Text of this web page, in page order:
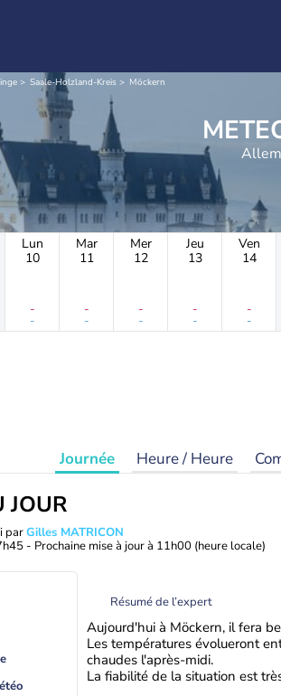
Saale-Holzland-Kreis Möckern
Lun
10
-
-
Mar
11
-
-
Mer
12
-
-
Jeu
13
-
-
Ven
14
-
-
Journée Heure / Heure
JOUR
parGilles MATRICON
- Prochaine mise à jour à 11h00 (heure locale)
Résumé de l’expert
Aujourd'hui à Möckern, il fera
Les températures évolueront
chaudes l'après-midi.
La fiabilité de la situation est